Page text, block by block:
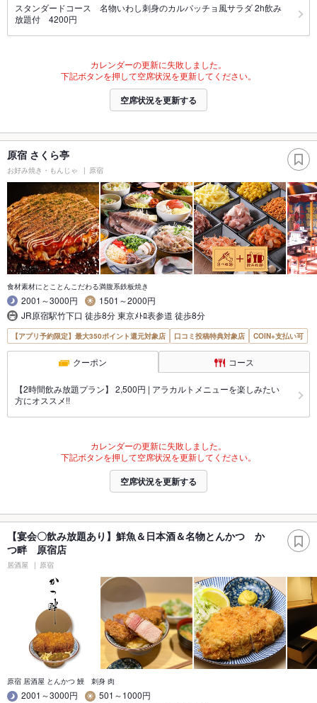
スタンダードコース 名物いわし刺身のカルパッチョ風サラダ 2h飲み
放題付 4200円
カレンダーの更新に失敗しました。
下記ボタンを押して空席状況を更新してください。
空席状況を更新する
原宿 さくら亭
お好み焼き・もんじゃ 原宿
食材素材にとことんこだわる満腹系鉄板焼き
2001～3000円
1501～2000円
JR原宿駅竹下口 徒歩8分 東京ﾒﾄﾛ表参道 徒歩8分
【アプリ予約限定】最大350ポイント還元対象店 口コミ投稿特典対象店 COIN+支払い可
クーポン コース
【2時間飲み放題プラン】 2,500円 | アラカルトメニューを楽しみたい
方にオススメ!!
カレンダーの更新に失敗しました。
下記ボタンを押して空席状況を更新してください。
空席状況を更新する
【宴会〇飲み放題あり】鮮魚＆日本酒＆名物とんかつ か
つ畔 原宿店
居酒屋 原宿
原宿 居酒屋 とんかつ 鰻 刺身 肉
2001～3000円
501～1000円